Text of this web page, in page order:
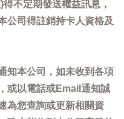
不定期發送權益訊息，
公司得註銷持卡人資格及
知本公司，如未收到各項
或以電話或Email通知誠
為您查詢或更新相關資